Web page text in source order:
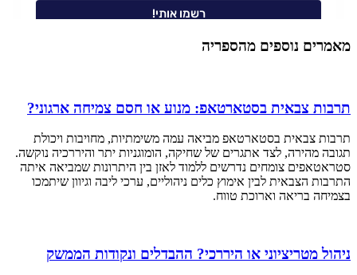
מאמרים נוספים מהספריה
תרבות צבאית בסטארטאפ: מנוע או חסם צמיחה ארגוני?
תרבות צבאית בסטארטאפ מביאה עמה משימתיות, מחויבות ויכולת
תגובה מהירה, לצד אתגרים של שחיקה, הומוגניות יתר והיררכיה נוקשה.
סטראטאפים צומחים נדרשים ללמוד לאזן בין היתרונות שמביאה איתה
התרבות הצבאית לבין אימוץ כלים ניהוליים, ערכי ליבה וגיוון שיתמכו
בצמיחה בריאה וארוכת טווח.
ניהול מטריציוני או היררכי? ההבדלים ונקודות הממשק